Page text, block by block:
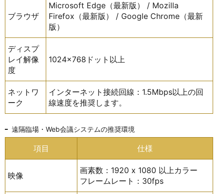
ブラウザ
Microsoft Edge（最新版） / Mozilla
Firefox（最新版） / Google Chrome（最新
版）
ディスプ
レイ解像
度
1024×768ドット以上
ネットワ
ーク
インターネット接続回線：1.5Mbps以上の回
線速度を推奨します。
遠隔臨場・Web会議システムの推奨環境
項目 仕様
映像
画素数：1920 x 1080 以上カラー
フレームレート：30fps